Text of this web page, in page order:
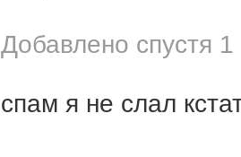
Добавлено спустя
спам я не слал